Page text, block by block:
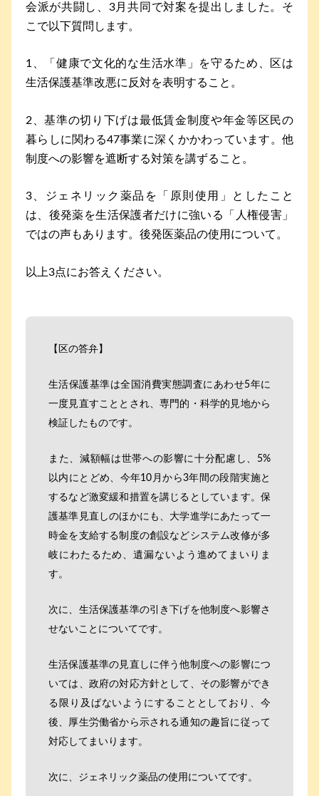
会派が共闘し、3月共同で対案を提出しました。そ
こで以下質問します。
1、「健康で文化的な生活水準」を守るため、区は
生活保護基準改悪に反対を表明すること。
2、基準の切り下げは最低賃金制度や年金等区民の
暮らしに関わる47事業に深くかかわっています。他
制度への影響を遮断する対策を講ずること。
3、ジェネリック薬品を「原則使用」としたこと
は、後発薬を生活保護者だけに強いる「人権侵害」
ではの声もあります。後発医薬品の使用について。
以上3点にお答えください。
【区の答弁】
生活保護基準は全国消費実態調査にあわせ5年に
一度見直すこととされ、専門的・科学的見地から
検証したものです。
また、減額幅は世帯への影響に十分配慮し、5%
以内にとどめ、今年10月から3年間の段階実施と
するなど激変緩和措置を講じるとしています。保
護基準見直しのほかにも、大学進学にあたって一
時金を支給する制度の創設などシステム改修が多
岐にわたるため、遺漏ないよう進めてまいりま
す。
次に、生活保護基準の引き下げを他制度へ影響さ
せないことについてです。
生活保護基準の見直しに伴う他制度への影響につ
いては、政府の対応方針として、その影響ができ
る限り及ばないようにすることとしており、今
後、厚生労働省から示される通知の趣旨に従って
対応してまいります。
次に、ジェネリック薬品の使用についてです。